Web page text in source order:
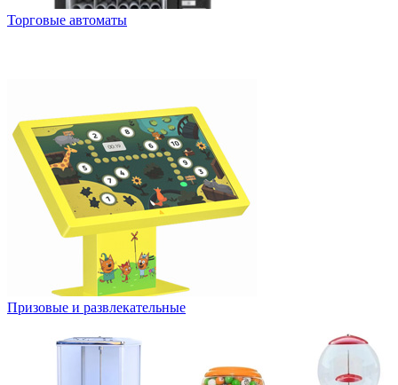
Торговые автоматы
Призовые и развлекательные